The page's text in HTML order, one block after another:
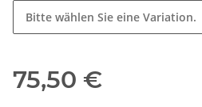
Bitte wählen Sie eine Variation.
75,50 €